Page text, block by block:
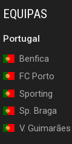
EQUIPAS
Portugal
Benfica
FC Porto
Sporting
Sp. Braga
V. Guimarães